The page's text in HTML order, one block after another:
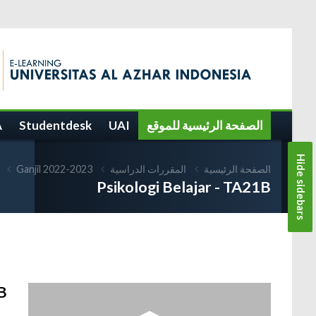
الصفحة الرئيسية للموقع UAI
Studentdesk
الصفحة الرئيسية المقررات الدراسية 2022-2023 Ganjil
Psikologi Belajar - TA21B Hide sidebars